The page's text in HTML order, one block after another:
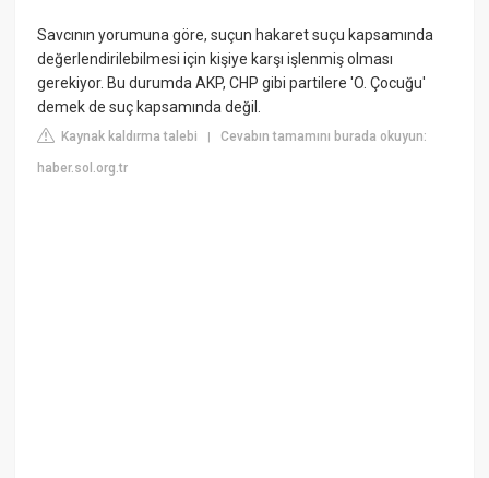
Savcının yorumuna göre, suçun hakaret suçu kapsamında
değerlendirilebilmesi için kişiye karşı işlenmiş olması
gerekiyor. Bu durumda AKP, CHP gibi partilere 'O. Çocuğu'
demek de suç kapsamında değil.
Kaynak kaldırma talebi |Cevabın tamamını burada okuyun:
haber.sol.org.tr